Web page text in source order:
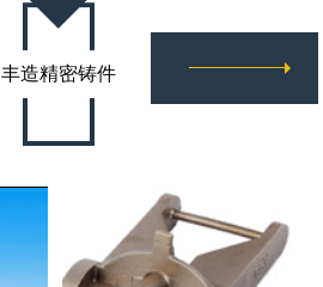
丰造精密铸件